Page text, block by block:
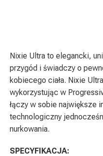
Nixie Ultra to elegancki,
przygód i świadczy o
kobiecego ciała. Nixie
wykorzystując w
łączy w sobie największe
technologiczny
nurkowania. ​
SPECYFIKACJA: